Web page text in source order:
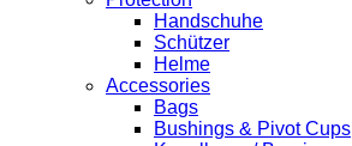
Handschuhe
Schützer
Helme
Accessories
Bags
Bushings & Pivot Cups